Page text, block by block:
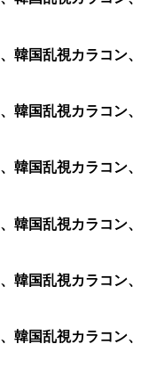
韓国乱視カラコン、
韓国乱視カラコン、
韓国乱視カラコン、
韓国乱視カラコン、
韓国乱視カラコン、
韓国乱視カラコン、